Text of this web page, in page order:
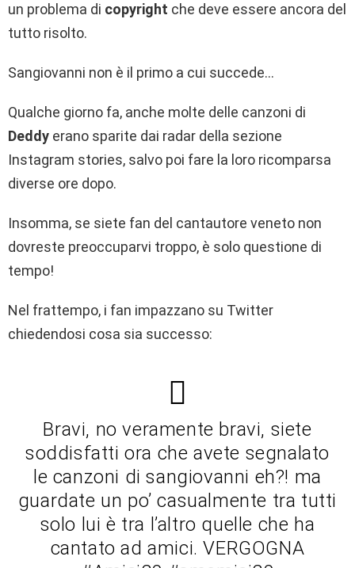
un problema di copyright che deve essere ancora del
tutto risolto.
Sangiovanni non è il primo a cui succede…
Qualche giorno fa, anche molte delle canzoni di
Deddy erano sparite dai radar della sezione
Instagram stories, salvo poi fare la loro ricomparsa
diverse ore dopo.
Insomma, se siete fan del cantautore veneto non
dovreste preoccuparvi troppo, è solo questione di
tempo!
Nel frattempo, i fan impazzano su Twitter
chiedendosi cosa sia successo:
Bravi, no veramente bravi, siete
soddisfatti ora che avete segnalato
le canzoni di sangiovanni eh?! ma
guardate un po’ casualmente tra tutti
solo lui è tra l’altro quelle che ha
cantato ad amici. VERGOGNA